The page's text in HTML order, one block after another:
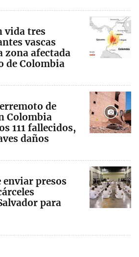
vida tres
vascas
zona afectada
de Colombia
de
Colombia
111 fallecidos,
daños
enviar presos
para